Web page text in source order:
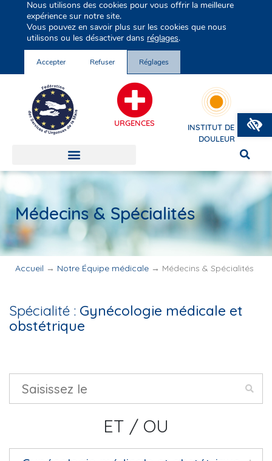
Groupe Vivalto Santé
URGENCES
INSTITUT DE LA
DOULEUR
Médecins & Spécialités
Accueil → Notre Équipe médicale → Médecins & Spécialités
Spécialité : Gynécologie médicale et
obstétrique
ET / OU
Nous utilisons des cookies pour vous offrir la meilleure
expérience sur notre site.
Vous pouvez en savoir plus sur les cookies que nous
utilisons ou les désactiver dans réglages.
Accepter Refuser Réglages